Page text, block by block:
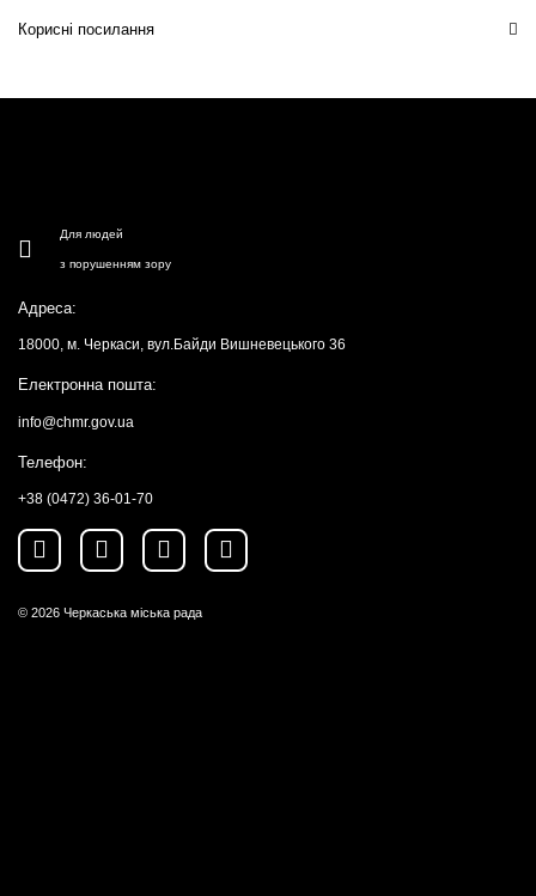
Корисні посилання
Для людей
з порушенням зору
Адреса:
18000, м. Черкаси, вул.Байди Вишневецького 36
Електронна пошта:
info@chmr.gov.ua
Телефон:
+38 (0472) 36-01-70
© 2026 Черкаська міська рада